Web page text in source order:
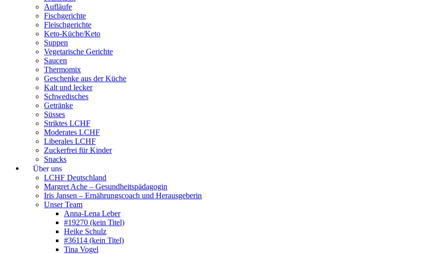
Aufläufe
Fischgerichte
Fleischgerichte
Keto-Küche/Keto
Suppen
Vegetarische Gerichte
Saucen
Thermomix
Geschenke aus der Küche
Kalt und lecker
Schwedisches
Getränke
Süsses
Striktes LCHF
Moderates LCHF
Liberales LCHF
Zuckerfrei für Kinder
Snacks
Über uns
LCHF Deutschland
Margret Ache – Gesundheitspädagogin
Iris Jansen – Ernährungscoach und Herausgeberin
Unser Team
Anna-Lena Leber
#19270 (kein Titel)
Heike Schulz
#36114 (kein Titel)
Tina Vogel